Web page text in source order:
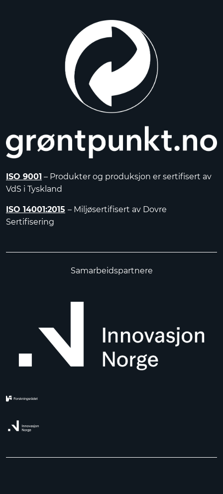
ISO 9001 – Produkter og produksjon er sertifisert av
VdS i Tyskland
ISO 14001:2015 – Miljøsertifisert av Dovre
Sertifisering
Samarbeidspartnere